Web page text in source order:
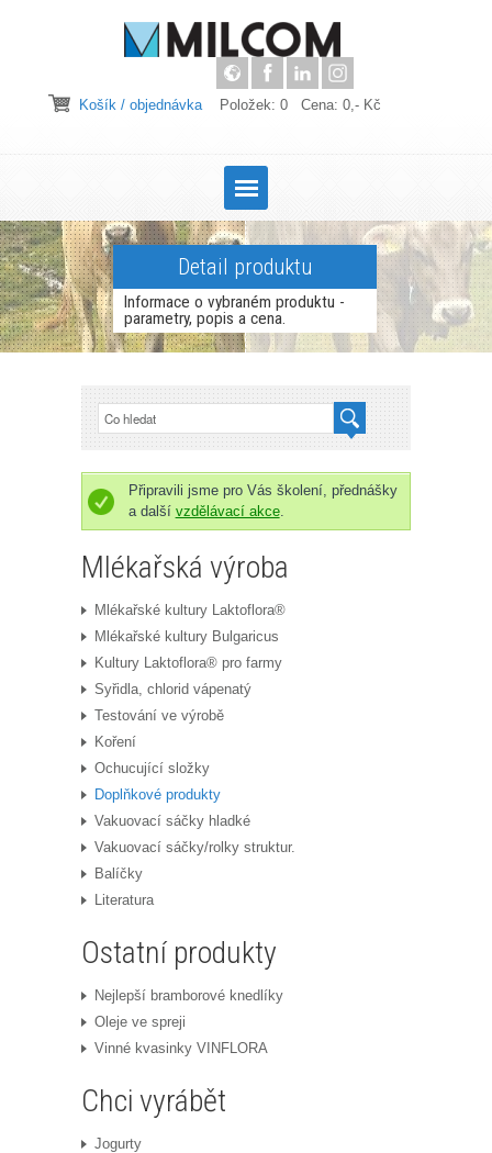
Košík / objednávkaPoložek: 0 Cena: 0,- Kč
Detail produktu
Informace o vybraném produktu -
parametry, popis a cena.
Připravili jsme pro Vás školení, přednášky
a další vzdělávací akce.
Mlékařská výroba
Mlékařské kultury Laktoflora®
Mlékařské kultury Bulgaricus
Kultury Laktoflora® pro farmy
Syřidla, chlorid vápenatý
Testování ve výrobě
Koření
Ochucující složky
Doplňkové produkty
Vakuovací sáčky hladké
Vakuovací sáčky/rolky struktur.
Balíčky
Literatura
Ostatní produkty
Nejlepší bramborové knedlíky
Oleje ve spreji
Vinné kvasinky VINFLORA
Chci vyrábět
Jogurty